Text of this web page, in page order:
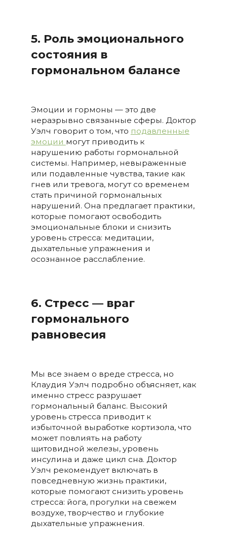
5. Роль эмоционального
состояния в
гормональном балансе
Эмоции и гормоны — это две
неразрывно связанные сферы. Доктор
Уэлч говорит о том, что подавленные
эмоции могут приводить к
нарушению работы гормональной
системы. Например, невыраженные
или подавленные чувства, такие как
гнев или тревога, могут со временем
стать причиной гормональных
нарушений. Она предлагает практики,
которые помогают освободить
эмоциональные блоки и снизить
уровень стресса: медитации,
дыхательные упражнения и
осознанное расслабление.
6. Стресс — враг
гормонального
равновесия
Мы все знаем о вреде стресса, но
Клаудия Уэлч подробно объясняет, как
именно стресс разрушает
гормональный баланс. Высокий
уровень стресса приводит к
избыточной выработке кортизола, что
может повлиять на работу
щитовидной железы, уровень
инсулина и даже цикл сна. Доктор
Уэлч рекомендует включать в
повседневную жизнь практики,
которые помогают снизить уровень
стресса: йога, прогулки на свежем
воздухе, творчество и глубокие
дыхательные упражнения.